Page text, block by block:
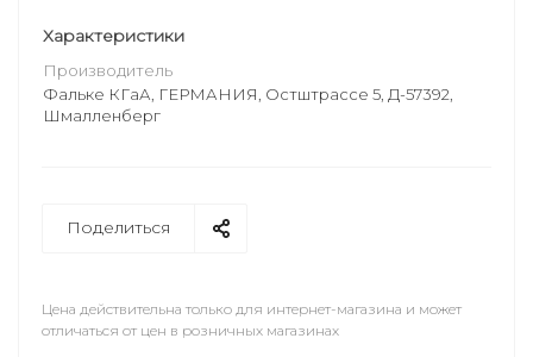
Характеристики
Производитель
Фальке КГаА, ГЕРМАНИЯ, Остштрассе 5, Д-57392,
Шмалленберг
Поделиться
Цена действительна только для интернет-магазина и может
отличаться от цен в розничных магазинах